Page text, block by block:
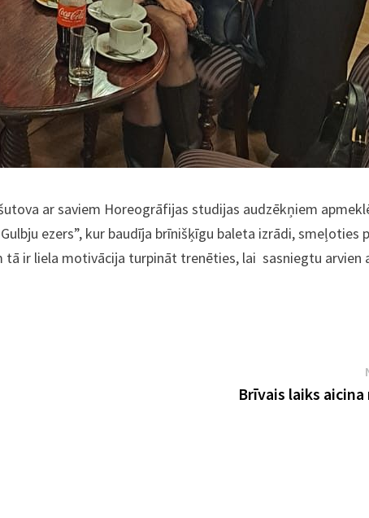
ar saviem Horeogrāfijas studijas audzēkņiem
ezers”, kur baudīja brīnišķīgu baleta izrādi, smeļoties
ir liela motivācija turpināt trenēties, lai sasniegtu arvien
Brīvais laiks